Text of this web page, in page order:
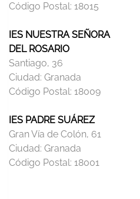
Código Postal: 18015
IES NUESTRA SEÑORA
DEL ROSARIO
Santiago, 36
Ciudad: Granada
Código Postal: 18009
IES PADRE SUÁREZ
Gran Vía de Colón, 61
Ciudad: Granada
Código Postal: 18001